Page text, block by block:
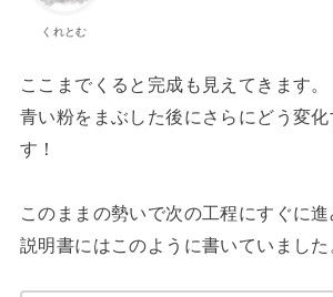
くれとむ
ここまでくると完成も見えてきます。
青い粉をまぶした後にさらにどう変
す！
このままの勢いで次の工程にすぐに進
説明書にはこのように書いていました